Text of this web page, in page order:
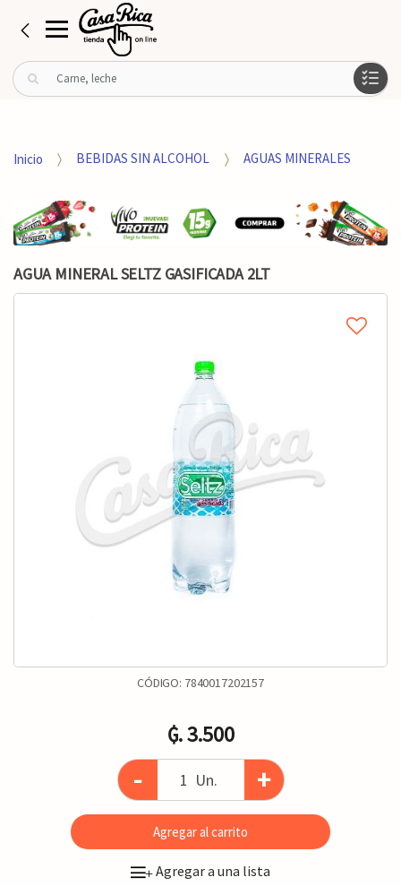
B
u
rInicio BEBIDAS SIN ALCOHOL AGUAS MINERALES
AGUA MINERAL SELTZ GASIFICADA 2LT
CÓDIGO: 7840017202157
₲. 3.500
- Un. +
Agregar al carrito
+Agregar a una lista